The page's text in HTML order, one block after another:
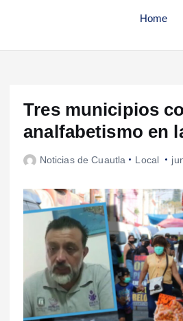
Home
Tres municipios
analfabetismo en
Noticias de Cuautla Local